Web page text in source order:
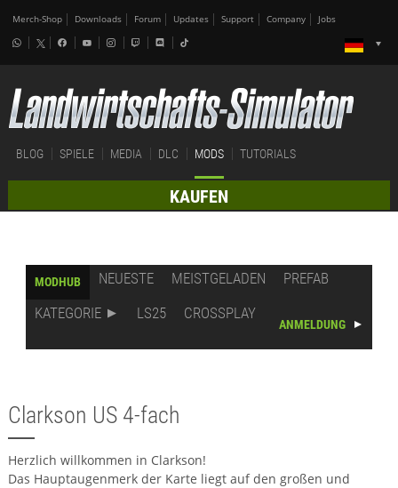
Merch-Shop Downloads Forum Updates Support Company Jobs
BLOG SPIELE MEDIA DLC MODS TUTORIALS
KAUFEN
MODHUB NEUESTE MEISTGELADEN
PREFAB
KATEGORIE
LS25 CROSSPLAY
ANMELDUNG
Clarkson US 4-fach
Herzlich willkommen in Clarkson!
Das Hauptaugenmerk der Karte liegt auf den großen und